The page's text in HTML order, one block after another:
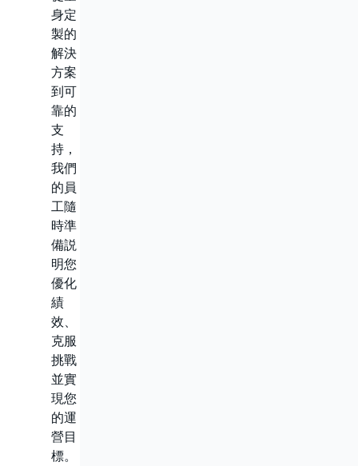
身定
製的
解決
方案
到可
靠的
支
持，
我們
的員
工隨
時準
備説
明您
優化
績
效、
克服
挑戰
並實
現您
的運
營目
標。